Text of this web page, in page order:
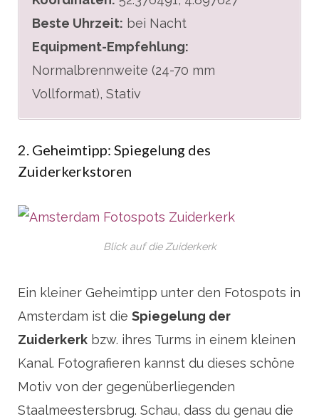
Beste Uhrzeit: bei Nacht
Equipment-Empfehlung:
Normalbrennweite (24-70 mm
Vollformat), Stativ
2. Geheimtipp: Spiegelung des
Zuiderkerkstoren
Blick auf die Zuiderkerk
Ein kleiner Geheimtipp unter den Fotospots in
Amsterdam ist die Spiegelung der
Zuiderkerk bzw. ihres Turms in einem kleinen
Kanal. Fotografieren kannst du dieses schöne
Motiv von der gegenüberliegenden
Staalmeestersbrug. Schau, dass du genau die